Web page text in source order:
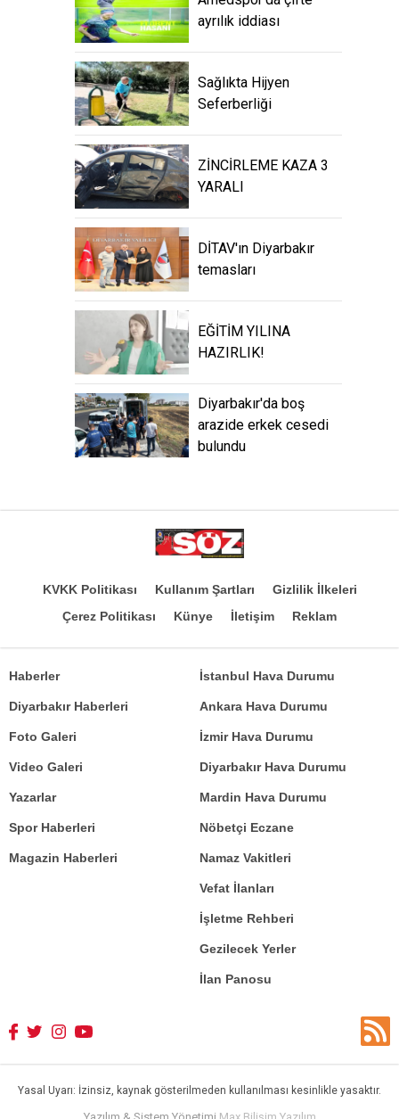
ayrılık iddiası
Sağlıkta Hijyen
Seferberliği
ZİNCİRLEME KAZA 3
YARALI
DİTAV'ın Diyarbakır
temasları
EĞİTİM YILINA
HAZIRLIK!
Diyarbakır'da boş
arazide erkek cesedi
bulundu
KVKK Politikası Kullanım Şartları
Gizlilik İlkeleri
Çerez Politikası
Künye İletişim Reklam
Haberler
Diyarbakır Haberleri
Foto Galeri
Video Galeri
Yazarlar
İstanbul Hava Durumu
Ankara Hava Durumu
İzmir Hava Durumu
Diyarbakır Hava Durumu
Mardin Hava Durumu
Spor Haberleri
Magazin Haberleri
Nöbetçi Eczane
Namaz Vakitleri
Vefat İlanları
İşletme Rehberi
Gezilecek Yerler
İlan Panosu
Yasal Uyarı: İzinsiz, kaynak gösterilmeden kullanılması kesinlikle yasaktır.